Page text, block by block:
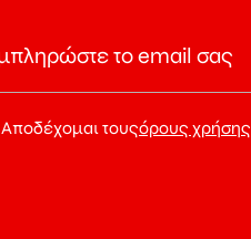
Αποδέχομαι τουςόρους χρήσης